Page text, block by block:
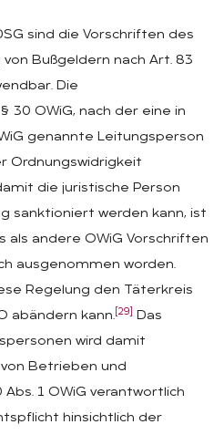
sind die Vorschriften des
Bußgeldern nach Art. 83
Die
30 OWiG, nach der eine in
genannte Leitungsperson
Ordnungswidrigkeit
die juristische Person
sanktioniert werden kann, ist
als andere OWiG Vorschriften
ausgenommen worden.
Regelung den Täterkreis
abändern kann. [29]
Das
wird damit
Betrieben und
1 OWiG verantwortlich
hinsichtlich der